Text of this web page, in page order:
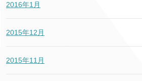
2016年1月
2015年12月
2015年11月